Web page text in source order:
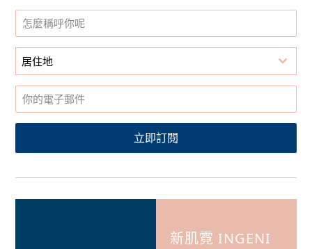
居住地
立即訂閱
新肌霓 INGENI